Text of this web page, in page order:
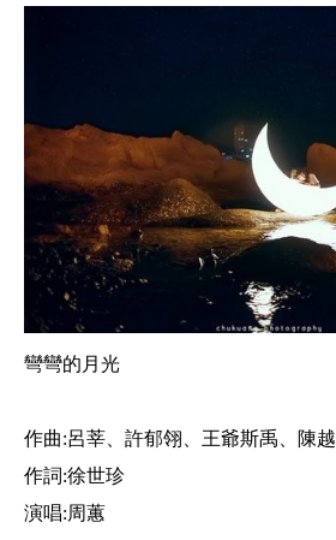
彎彎的月光
作曲:呂莘、許郁翎、王爺斯禹、陳越
作詞:徐世珍
演唱:周蕙